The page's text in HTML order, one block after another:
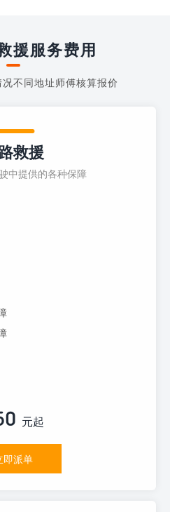
援服务费用
不同地址师傅核算报价
救援
中提供的各种保障
元起
即派单